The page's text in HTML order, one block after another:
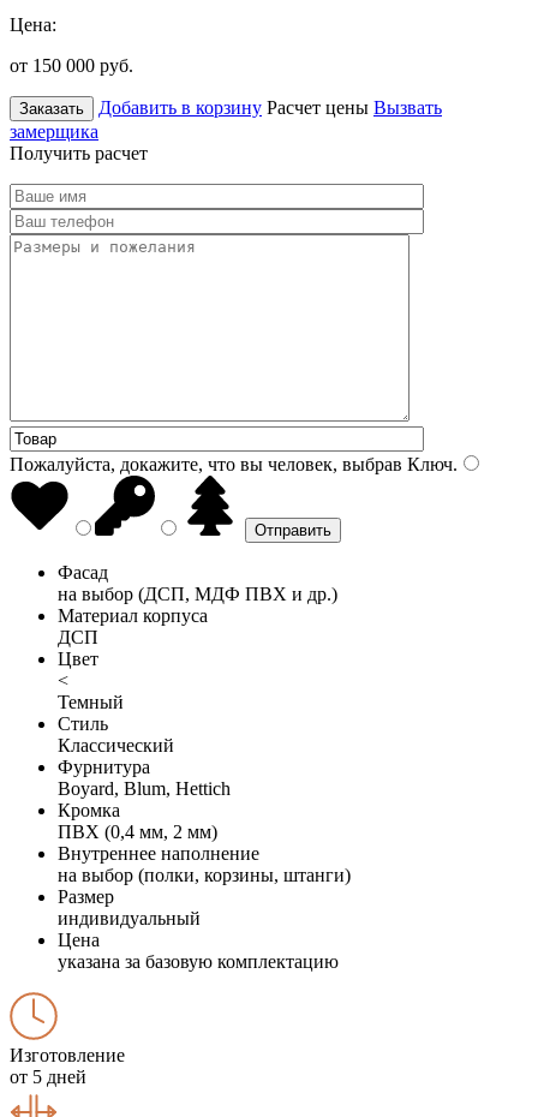
Цена:
от 150 000 руб.
Заказать Добавить в корзину Расчет цены Вызвать
замерщика
Получить расчет
Пожалуйста, докажите, что вы человек, выбрав Ключ.
Фасад
на выбор (ДСП, МДФ ПВХ и др.)
Материал корпуса
ДСП
Цвет
<
Темный
Стиль
Классический
Фурнитура
Boyard, Blum, Hettich
Кромка
ПВХ (0,4 мм, 2 мм)
Внутреннее наполнение
на выбор (полки, корзины, штанги)
Размер
индивидуальный
Цена
указана за базовую комплектацию
Изготовление
от 5 дней